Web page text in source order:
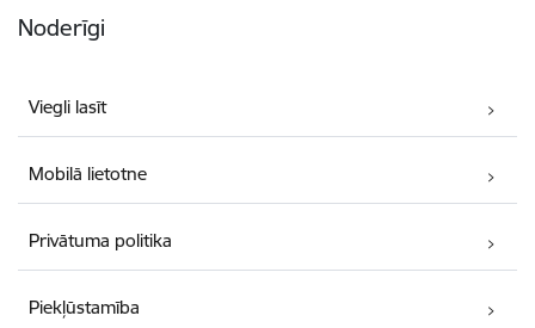
Noderīgi
Viegli lasīt
Mobilā lietotne
Privātuma politika
Piekļūstamība